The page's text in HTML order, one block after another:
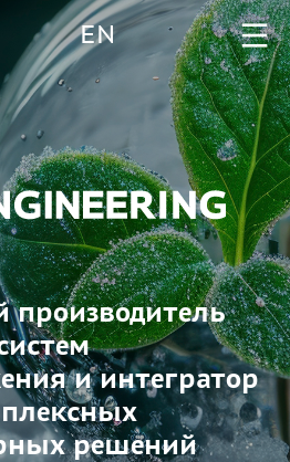
EN
и интегратор
решений